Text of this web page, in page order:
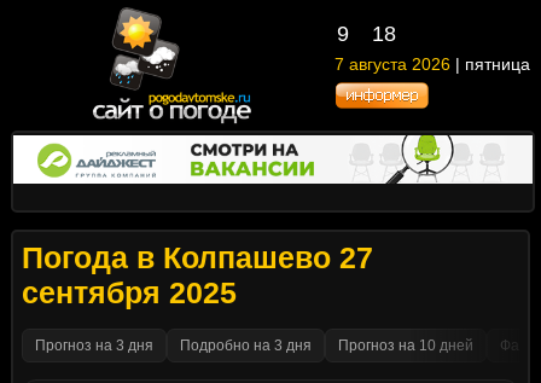
9 18
7 августа 2026 | пятница
Погода в Колпашево 27
сентября 2025
Прогноз на 3 дня Подробно на 3 дня Прогноз на 10 дней